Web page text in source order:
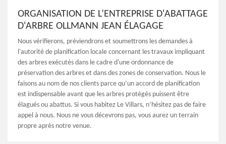
ORGANISATION DE L’ENTREPRISE D'ABATTAGE
D'ARBRE OLLMANN JEAN ÉLAGAGE
Nous vérifierons, préviendrons et soumettrons les demandes à
l'autorité de planification locale concernant les travaux impliquant
des arbres exécutés dans le cadre d'une ordonnance de
préservation des arbres et dans des zones de conservation. Nous le
faisons au nom de nos clients parce qu’un accord de planification
est indispensable avant que les arbres protégés puissent être
élagués ou abattus. Si vous habitez Le Villars, n’hésitez pas de faire
appel à nous. Nous ne vous décevrons pas, vous aurez un terrain
propre après notre venue.